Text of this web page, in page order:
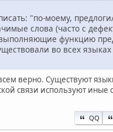
"по-моему,
слова (часто с
функцию
во всех языках
верно. Существуют
связи используют иные
QQ